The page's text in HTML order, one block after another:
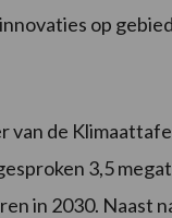
op
van de
3,5
in 2030. Naast